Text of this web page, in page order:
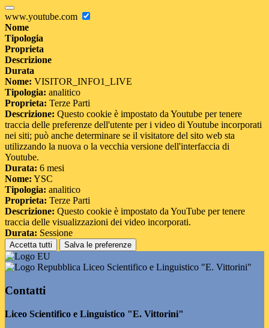
www.youtube.com
Nome
Tipologia
Proprieta
Descrizione
Durata
Nome: VISITOR_INFO1_LIVE
Tipologia: analitico
Proprieta: Terze Parti
Descrizione: Questo cookie è impostato da Youtube per tenere
traccia delle preferenze dell'utente per i video di Youtube incorporati
nei siti; può anche determinare se il visitatore del sito web sta
utilizzando la nuova o la vecchia versione dell'interfaccia di
Youtube.
Durata: 6 mesi
Nome: YSC
Tipologia: analitico
Proprieta: Terze Parti
Descrizione: Questo cookie è impostato da YouTube per tenere
traccia delle visualizzazioni dei video incorporati.
Durata: Sessione
Accetta tutti Salva le preferenze
Liceo Scientifico e Linguistico "E. Vittorini"
Contatti
Liceo Scientifico e Linguistico "E. Vittorini"